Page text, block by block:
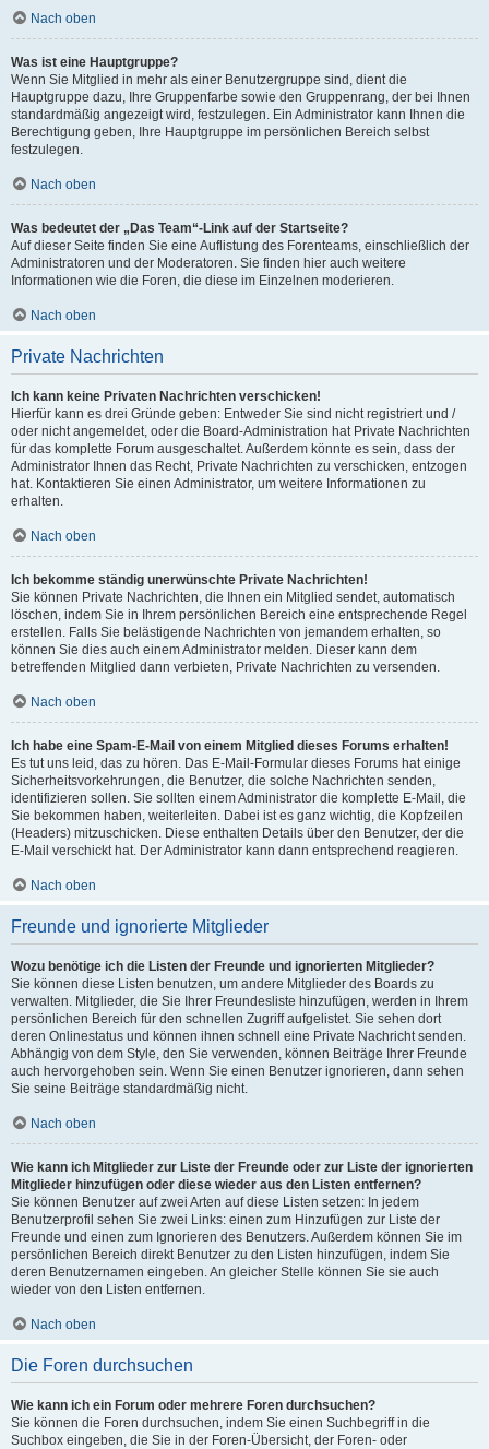
Nach oben
Was ist eine Hauptgruppe?
Wenn Sie Mitglied in mehr als einer Benutzergruppe sind, dient die
Hauptgruppe dazu, Ihre Gruppenfarbe sowie den Gruppenrang, der bei Ihnen
standardmäßig angezeigt wird, festzulegen. Ein Administrator kann Ihnen die
Berechtigung geben, Ihre Hauptgruppe im persönlichen Bereich selbst
festzulegen.
Nach oben
Was bedeutet der „Das Team“-Link auf der Startseite?
Auf dieser Seite finden Sie eine Auflistung des Forenteams, einschließlich der
Administratoren und der Moderatoren. Sie finden hier auch weitere
Informationen wie die Foren, die diese im Einzelnen moderieren.
Nach oben
Private Nachrichten
Ich kann keine Privaten Nachrichten verschicken!
Hierfür kann es drei Gründe geben: Entweder Sie sind nicht registriert und /
oder nicht angemeldet, oder die Board-Administration hat Private Nachrichten
für das komplette Forum ausgeschaltet. Außerdem könnte es sein, dass der
Administrator Ihnen das Recht, Private Nachrichten zu verschicken, entzogen
hat. Kontaktieren Sie einen Administrator, um weitere Informationen zu
erhalten.
Nach oben
Ich bekomme ständig unerwünschte Private Nachrichten!
Sie können Private Nachrichten, die Ihnen ein Mitglied sendet, automatisch
löschen, indem Sie in Ihrem persönlichen Bereich eine entsprechende Regel
erstellen. Falls Sie belästigende Nachrichten von jemandem erhalten, so
können Sie dies auch einem Administrator melden. Dieser kann dem
betreffenden Mitglied dann verbieten, Private Nachrichten zu versenden.
Nach oben
Ich habe eine Spam-E-Mail von einem Mitglied dieses Forums erhalten!
Es tut uns leid, das zu hören. Das E-Mail-Formular dieses Forums hat einige
Sicherheitsvorkehrungen, die Benutzer, die solche Nachrichten senden,
identifizieren sollen. Sie sollten einem Administrator die komplette E-Mail, die
Sie bekommen haben, weiterleiten. Dabei ist es ganz wichtig, die Kopfzeilen
(Headers) mitzuschicken. Diese enthalten Details über den Benutzer, der die
E-Mail verschickt hat. Der Administrator kann dann entsprechend reagieren.
Nach oben
Freunde und ignorierte Mitglieder
Wozu benötige ich die Listen der Freunde und ignorierten Mitglieder?
Sie können diese Listen benutzen, um andere Mitglieder des Boards zu
verwalten. Mitglieder, die Sie Ihrer Freundesliste hinzufügen, werden in Ihrem
persönlichen Bereich für den schnellen Zugriff aufgelistet. Sie sehen dort
deren Onlinestatus und können ihnen schnell eine Private Nachricht senden.
Abhängig von dem Style, den Sie verwenden, können Beiträge Ihrer Freunde
auch hervorgehoben sein. Wenn Sie einen Benutzer ignorieren, dann sehen
Sie seine Beiträge standardmäßig nicht.
Nach oben
Wie kann ich Mitglieder zur Liste der Freunde oder zur Liste der ignorierten
Mitglieder hinzufügen oder diese wieder aus den Listen entfernen?
Sie können Benutzer auf zwei Arten auf diese Listen setzen: In jedem
Benutzerprofil sehen Sie zwei Links: einen zum Hinzufügen zur Liste der
Freunde und einen zum Ignorieren des Benutzers. Außerdem können Sie im
persönlichen Bereich direkt Benutzer zu den Listen hinzufügen, indem Sie
deren Benutzernamen eingeben. An gleicher Stelle können Sie sie auch
wieder von den Listen entfernen.
Nach oben
Die Foren durchsuchen
Wie kann ich ein Forum oder mehrere Foren durchsuchen?
Sie können die Foren durchsuchen, indem Sie einen Suchbegriff in die
Suchbox eingeben, die Sie in der Foren-Übersicht, der Foren- oder